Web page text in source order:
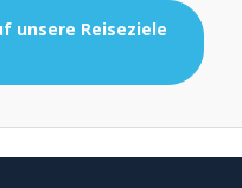
unsere Reiseziele